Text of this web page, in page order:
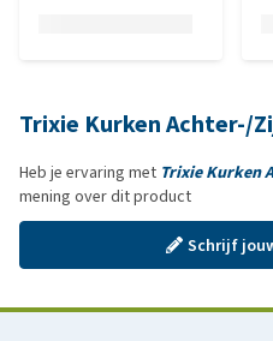
Trixie Kurken Achter-/
Heb je ervaring met Trixie Kurken
mening over dit product
Schrijf